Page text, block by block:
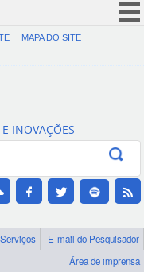
(COVID-19)
Canais
MAPA DO SITE
INOVAÇÕES
Serviços
E-mail do Pesquisador
Área de imprensa